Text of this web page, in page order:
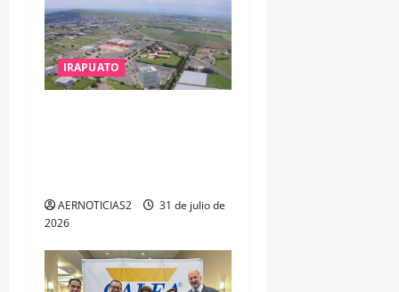
IRAPUATO
AERNOTICIAS2
31 de julio de
2026